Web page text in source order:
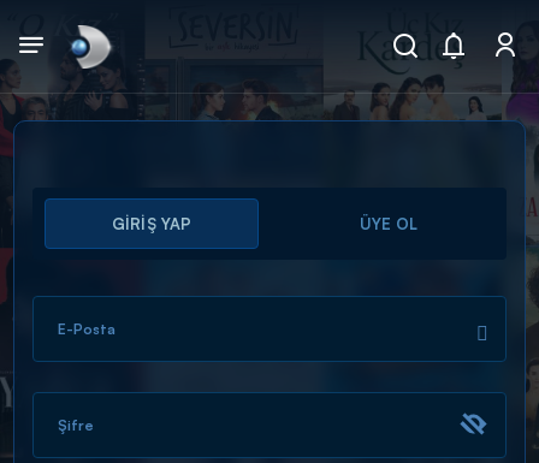
Arama
ARAMA SONUÇLARI
GİRİŞ YAP ÜYE OL
E-Posta
Şifre